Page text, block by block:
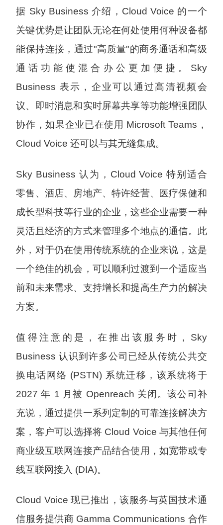
据 Sky Business 介绍，Cloud Voice 的一个
关键优势是让团队无论在何处使用何种设备都
能保持连接，通过"高质量"的商务通话和高级
通话功能使混合办公更加便捷。Sky
Business 表示，企业可以通过高清视频会
议、即时消息和实时屏幕共享等功能增强团队
协作，如果企业已在使用 Microsoft Teams，
Cloud Voice 还可以与其无缝集成。
Sky Business 认为，Cloud Voice 特别适合
零售、酒店、房地产、特许经营、医疗保健和
成长型科技等行业的企业，这些企业需要一种
灵活且经济的方式来管理多个地点的通信。此
外，对于仍在使用传统系统的企业来说，这是
一个绝佳的机会，可以顺利过渡到一个适应当
前和未来需求、支持增长和提高生产力的解决
方案。
值得注意的是，在推出该服务时，Sky
Business 认识到许多公司已经从传统公共交
换电话网络 (PSTN) 系统迁移，该系统将于
2027 年 1 月被 Openreach 关闭。该公司补
充说，通过提供一系列定制的可靠连接解决方
案，客户可以选择将 Cloud Voice 与其他任何
商业级互联网连接产品结合使用，如宽带或专
线互联网接入 (DIA)。
Cloud Voice 现已推出，该服务与英国技术通
信服务提供商 Gamma Communications 合作